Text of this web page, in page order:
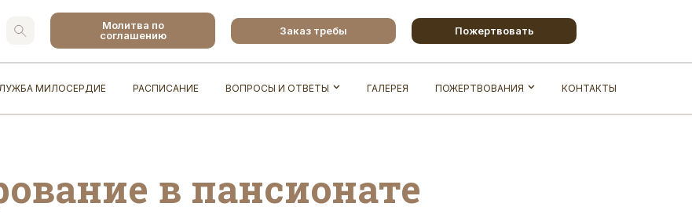
Молитва по
соглашению
Заказ требы Пожертвовать
МИЛОСЕРДИЕ РАСПИСАНИЕ ВОПРОСЫ И ОТВЕТЫ ГАЛЕРЕЯ ПОЖЕРТВОВАНИЯ КОНТАКТЫ
в пансионате